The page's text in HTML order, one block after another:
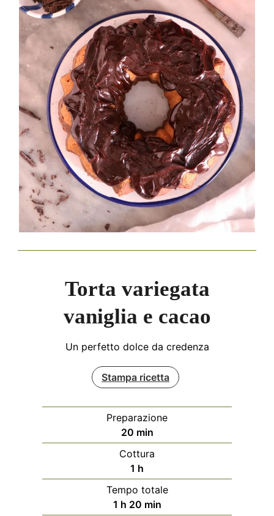
Torta variegata
vaniglia e cacao
Un perfetto dolce da credenza
Stampa ricetta
Preparazione
20minuti
min
Cottura
1 ora
h
Tempo totale
1 ora
h 20minuti
min